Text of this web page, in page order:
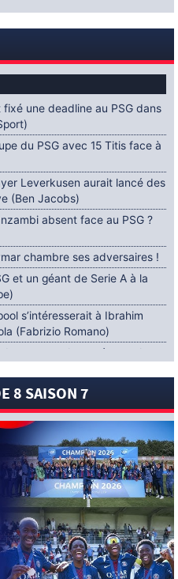
fixé une deadline au PSG dans
du PSG avec 15 Titis face à
Leverkusen aurait lancé des
(Ben Jacobs)
absent face au PSG ?
chambre ses adversaires !
et un géant de Serie A à la
s’intéresserait à Ibrahim
(Fabrizio Romano)
contractuel trouvé entre le
aurait lancé un ultimatum
Khalil Ayari prêté à Dunkerque
un retour de Diaby envisagé
au Dinamo Zagreb
acheté par le PSG puis prêté ?
8 SAISON 7